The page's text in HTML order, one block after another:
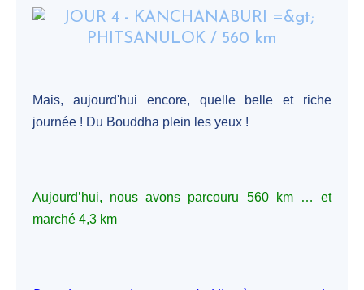
Mais, aujourd'hui encore, quelle belle et riche
journée ! Du Bouddha plein les yeux !
Aujourd’hui, nous avons parcouru 560 km … et
marché 4,3 km